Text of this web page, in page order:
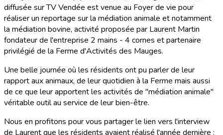
diffusée sur TV Vendée est venue au Foyer de vie pour
réaliser un reportage sur la médiation animale et notamment
la médiation bovine, activité proposée par Laurent Martin
fondateur de l'entreprise 2 mains - 4 cornes et partenaire
privilégié de la Ferme d'Activités des Mauges.
Une belle journée où les résidents ont pu parler de leur
rapport aux animaux, de leur quotidien à la Ferme mais aussi
de ce que leur apportent les activités de "médiation animale"
véritable outil au service de leur bien-être.
Nous en profitons pour vous partager le lien vers l'interview
de Laurent que les résidents avaient réalisé l'année dernière :